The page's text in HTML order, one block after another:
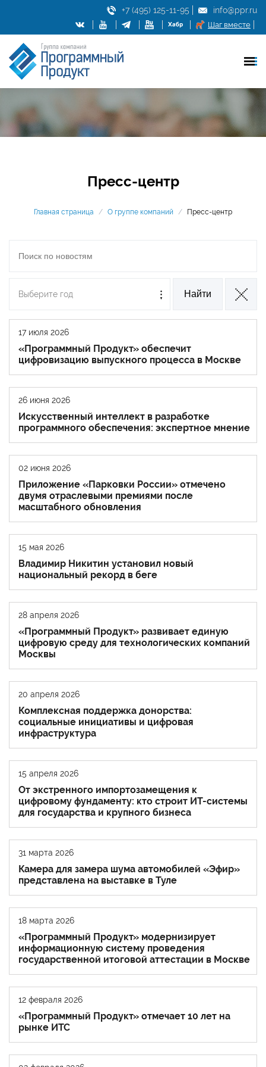
+7 (495) 125-11-95 info@ppr.ru
Шаг вместе
Пресс-центр
Главная страница / О группе компаний / Пресс-центр
Выберите год
17 июля 2026
«Программный Продукт» обеспечит
цифровизацию выпускного процесса в Москве
26 июня 2026
Искусственный интеллект в разработке
программного обеспечения: экспертное мнение
02 июня 2026
Приложение «Парковки России» отмечено
двумя отраслевыми премиями после
масштабного обновления
15 мая 2026
Владимир Никитин установил новый
национальный рекорд в беге
28 апреля 2026
«Программный Продукт» развивает единую
цифровую среду для технологических компаний
Москвы
20 апреля 2026
Комплексная поддержка донорства:
социальные инициативы и цифровая
инфраструктура
15 апреля 2026
От экстренного импортозамещения к
цифровому фундаменту: кто строит ИТ-системы
для государства и крупного бизнеса
31 марта 2026
Камера для замера шума автомобилей «Эфир»
представлена на выставке в Туле
18 марта 2026
«Программный Продукт» модернизирует
информационную систему проведения
государственной итоговой аттестации в Москве
12 февраля 2026
«Программный Продукт» отмечает 10 лет на
рынке ИТС